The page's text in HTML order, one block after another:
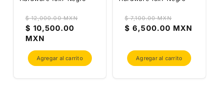
Precio
habitual
$ 12,000.00 MXN
Precio
de
oferta
$ 10,500.00
MXN
Agregar al carrito
Precio
$ 7,100.00 MXN
Precio
oferta
$ 6,500.00 MXN
Agregar al carrito